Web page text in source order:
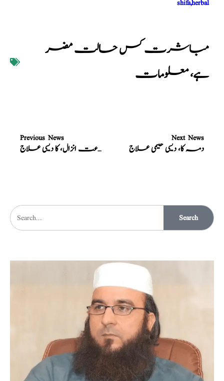
shifa,herbal
مباشرت کس حالت مضر
ہے، معلومات
Previous News
سرعت انزال، کا دیسی علاج
Next News
دمہ کا، دیسی حکیمی علاج
Search